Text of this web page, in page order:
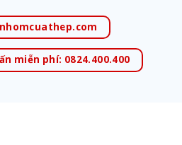
miễn phí: 0824.400.400